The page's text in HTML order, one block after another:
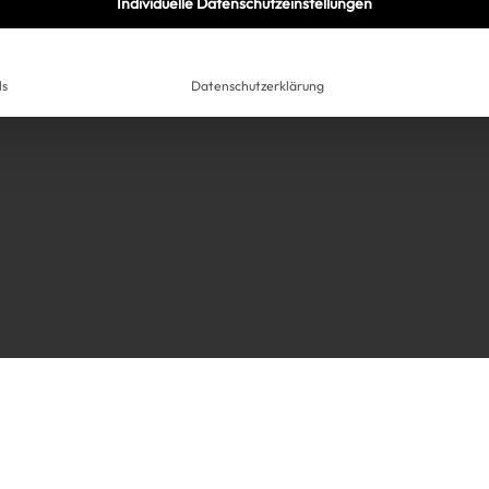
Datenschutzerklärung